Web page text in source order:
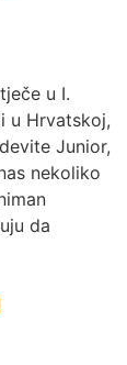
u I.
u Hrvatskoj,
Junior,
nekoliko
da